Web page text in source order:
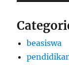
beasiswa